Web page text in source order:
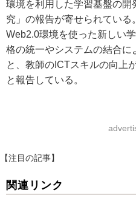
環境を利用した学習基盤の
究」の報告が寄せられている
Web2.0環境を使った新しい
格の統一やシステムの結合
と、教師のICTスキルの向上
と報告している。
【注目の記事】
関連リンク